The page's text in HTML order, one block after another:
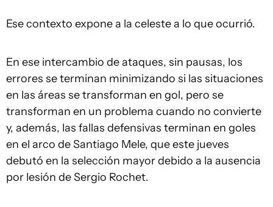
Ese contexto expone a la celeste a lo que ocurrió.
En ese intercambio de ataques, sin pausas, los
errores se terminan minimizando si las situaciones
en las áreas se transforman en gol, pero se
transforman en un problema cuando no convierte
y, además, las fallas defensivas terminan en goles
en el arco de Santiago Mele, que este jueves
debutó en la selección mayor debido a la ausencia
por lesión de Sergio Rochet.